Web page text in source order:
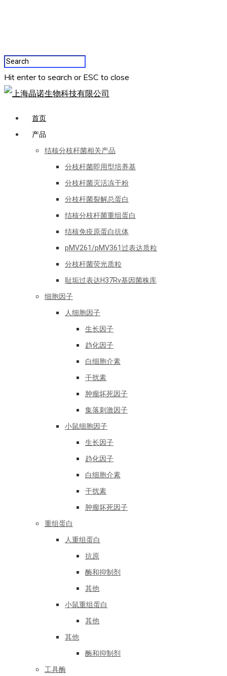
Hit enter to search or ESC to close
首页
产品
结核分枝杆菌相关产品
分枝杆菌即用型培养基
分枝杆菌灭活冻干粉
分枝杆菌裂解总蛋白
结核分枝杆菌重组蛋白
结核免疫原蛋白抗体
pMV261/pMV361过表达质粒
分枝杆菌荧光质粒
耻垢过表达H37Rv基因菌株库
细胞因子
人细胞因子
生长因子
趋化因子
白细胞介素
干扰素
肿瘤坏死因子
集落刺激因子
小鼠细胞因子
生长因子
趋化因子
白细胞介素
干扰素
肿瘤坏死因子
重组蛋白
人重组蛋白
抗原
酶和抑制剂
其他
小鼠重组蛋白
其他
其他
酶和抑制剂
工具酶